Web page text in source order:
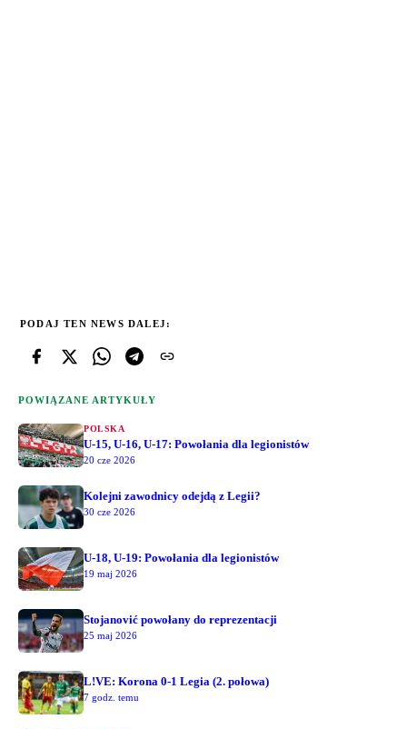
PODAJ TEN NEWS DALEJ:
POWIĄZANE ARTYKUŁY
POLSKA
U-15, U-16, U-17: Powołania dla legionistów
20 cze 2026
Kolejni zawodnicy odejdą z Legii?
30 cze 2026
U-18, U-19: Powołania dla legionistów
19 maj 2026
Stojanović powołany do reprezentacji
25 maj 2026
L!VE: Korona 0-1 Legia (2. połowa)
7 godz. temu